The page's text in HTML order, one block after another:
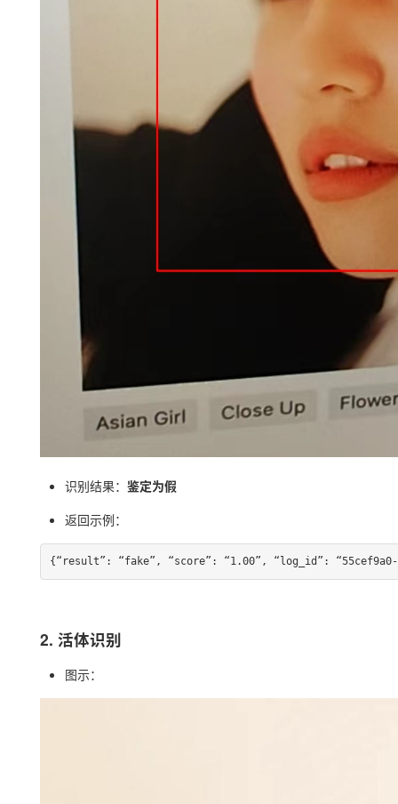
识别结果： 鉴定为假
返回示例：
{“result”: “fake”, “score”: “1.00”, “log_id”: “55cef9a0-
2. 活体识别
图示：